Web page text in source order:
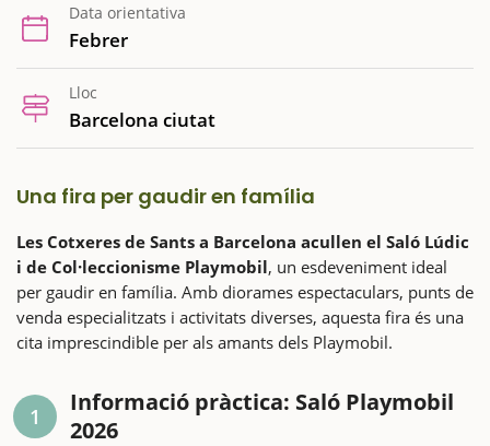
Data orientativa
Febrer
Lloc
Barcelona ciutat
Una fira per gaudir en família
Les Cotxeres de Sants a Barcelona acullen el Saló Lúdic
i de Col·leccionisme Playmobil, un esdeveniment ideal
per gaudir en família. Amb diorames espectaculars, punts de
venda especialitzats i activitats diverses, aquesta fira és una
cita imprescindible per als amants dels Playmobil.
1
Informació pràctica: Saló Playmobil
2026